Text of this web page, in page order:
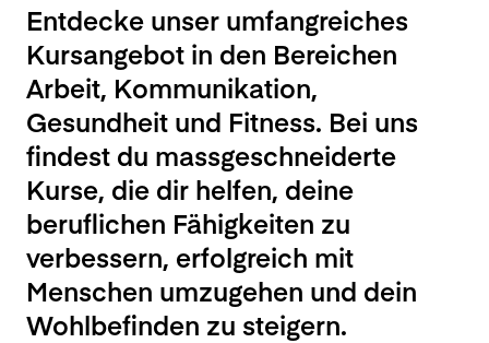
Entdecke unser umfangreiches
Kursangebot in den Bereichen
Arbeit, Kommunikation,
Gesundheit und Fitness. Bei uns
findest du massgeschneiderte
Kurse, die dir helfen, deine
beruflichen Fähigkeiten zu
verbessern, erfolgreich mit
Menschen umzugehen und dein
Wohlbefinden zu steigern.